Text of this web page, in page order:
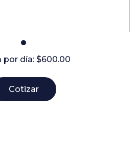
por día: $600.00
Cotizar